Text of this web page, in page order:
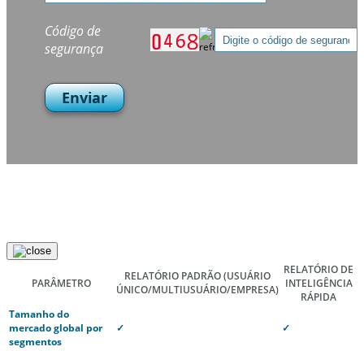
Código de
segurança
Enviar
PARÂMETRO
RELATÓRIO PADRÃO(USUÁRIO
ÚNICO/MULTIUSUÁRIO/EMPRESA)
RELATÓRIO DE
INTELIGÊNCIA
RÁPIDA
Tamanho do
mercado global por
segmentos
✓ ✓